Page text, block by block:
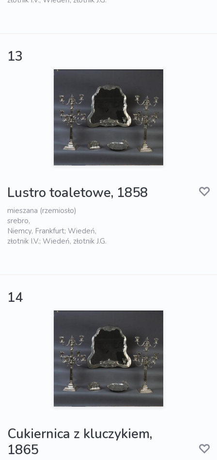
13
Lustro toaletowe, 1858
mieszana (rzemiosło)
srebro,
Niemcy, Frankfurt; Wiedeń,
złotnik I.V.; Wiedeń, złotnik J.G.
14
Cukiernica z kluczykiem,
1865